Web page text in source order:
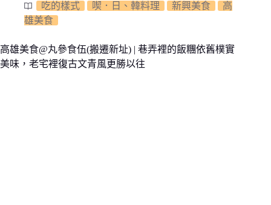
吃的樣式
喫．日、韓料理 新興美食
高
雄美食
高雄美食@丸參食伍(搬遷新址) | 巷弄裡的飯糰依舊樸實
美味，老宅裡復古文青風更勝以往